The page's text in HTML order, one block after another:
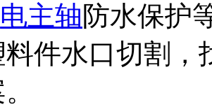
电主轴防水保护
件水口切割，